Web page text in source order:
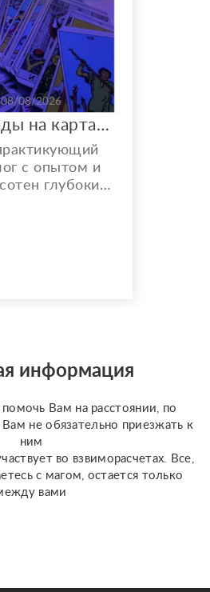
08/08/2026
Расклады на картах Таро. Таролог онлайн.
с опытом и
глубоких
задачу
Таро
Таро ...
информация
Вам на расстоянии, по
не обязательно приезжать к
ним
во взвиморасчетах. Все,
с магом, остается только
вами